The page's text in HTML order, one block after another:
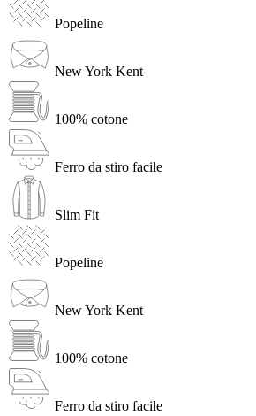
Popeline
New York Kent
100% cotone
Ferro da stiro facile
Slim Fit
Popeline
New York Kent
100% cotone
Ferro da stiro facile